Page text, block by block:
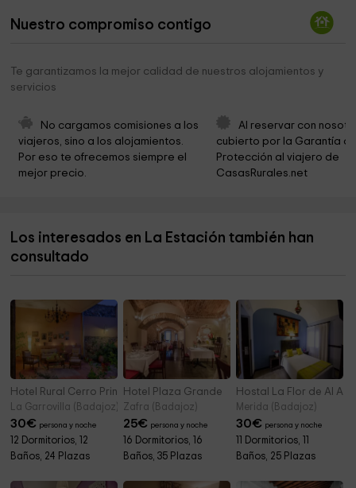
Parroquia De Santa María De La Encina Y San Juan
0,7 km
Museo de los Templarios 0,8 km
Casa del Corregidor 0,9 km
1,0 km
CASTILLO TEMPLARIO SIGLO XIII 1,1 km
Ermita de San Isidro 1,4 km
Nuestro compromiso contigo
Te garantizamos la mejor calidad de nuestros alojamientos y
servicios
No cargamos comisiones a los
viajeros, sino a los alojamientos.
Por eso te ofrecemos siempre el
mejor precio.
Al reservar con
cubierto por la Garantía
Protección al viajero de
CasasRurales.net
Los interesados en La Estación también han
consultado
Hotel Rural Cerro Principe
La Garrovilla (Badajoz)
30€ persona y noche
12 Dormitorios, 12
Baños, 24 Plazas
Hotel Plaza Grande
Zafra (Badajoz)
25€ persona y noche
16 Dormitorios, 16
Baños, 35 Plazas
Hostal La Flor de Al
Merida (Badajoz)
30€ persona y noche
11 Dormitorios, 11
Baños, 25 Plazas